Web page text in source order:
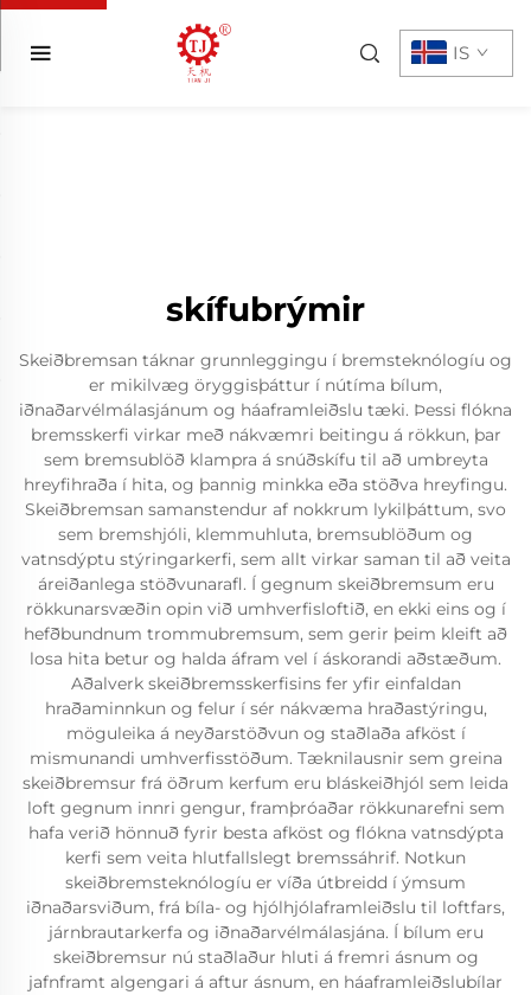
IS
skífubrýmir
Skeiðbremsan táknar grunnleggingu í bremsteknólogíu og
er mikilvæg öryggisþáttur í nútíma bílum,
iðnaðarvélmálasjánum og háaframleiðslu tæki. Þessi flókna
bremsskerfi virkar með nákvæmri beitingu á rökkun, þar
sem bremsublöð klampra á snúðskífu til að umbreyta
hreyfihraða í hita, og þannig minkka eða stöðva hreyfingu.
Skeiðbremsan samanstendur af nokkrum lykilþáttum, svo
sem bremshjóli, klemmuhluta, bremsublöðum og
vatnsdýptu stýringarkerfi, sem allt virkar saman til að veita
áreiðanlega stöðvunarafl. Í gegnum skeiðbremsum eru
rökkunarsvæðin opin við umhverfisloftið, en ekki eins og í
hefðbundnum trommubremsum, sem gerir þeim kleift að
losa hita betur og halda áfram vel í áskorandi aðstæðum.
Aðalverk skeiðbremsskerfisins fer yfir einfaldan
hraðaminnkun og felur í sér nákvæma hraðastýringu,
möguleika á neyðarstöðvun og staðlaða afköst í
mismunandi umhverfisstöðum. Tæknilausnir sem greina
skeiðbremsur frá öðrum kerfum eru bláskeiðhjól sem leida
loft gegnum innri gengur, framþróaðar rökkunarefni sem
hafa verið hönnuð fyrir besta afköst og flókna vatnsdýpta
kerfi sem veita hlutfallslegt bremssáhrif. Notkun
skeiðbremsteknólogíu er víða útbreidd í ýmsum
iðnaðarsviðum, frá bíla- og hjólhjólaframleiðslu til loftfars,
járnbrautarkerfa og iðnaðarvélmálasjána. Í bílum eru
skeiðbremsur nú staðlaður hluti á fremri ásnum og
jafnframt algengari á aftur ásnum, en háaframleiðslubílar